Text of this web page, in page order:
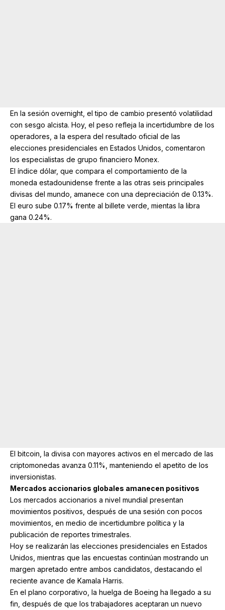
En la sesión overnight, el tipo de cambio presentó volatilidad
con sesgo alcista. Hoy, el peso refleja la incertidumbre de los
operadores, a la espera del resultado oficial de las
elecciones presidenciales en Estados Unidos, comentaron
los especialistas de grupo financiero Monex.
El índice dólar, que compara el comportamiento de la
moneda estadounidense frente a las otras seis principales
divisas del mundo, amanece con una depreciación de 0.13%.
El euro sube 0.17% frente al billete verde, mientas la libra
gana 0.24%.
El bitcoin, la divisa con mayores activos en el mercado de las
criptomonedas avanza 0.11%, manteniendo el apetito de los
inversionistas.
Mercados accionarios globales amanecen positivos
Los mercados accionarios a nivel mundial presentan
movimientos positivos, después de una sesión con pocos
movimientos, en medio de incertidumbre política y la
publicación de reportes trimestrales.
Hoy se realizarán las elecciones presidenciales en Estados
Unidos, mientras que las encuestas continúan mostrando un
margen apretado entre ambos candidatos, destacando el
reciente avance de Kamala Harris.
En el plano corporativo, la huelga de Boeing ha llegado a su
fin, después de que los trabajadores aceptaran un nuevo